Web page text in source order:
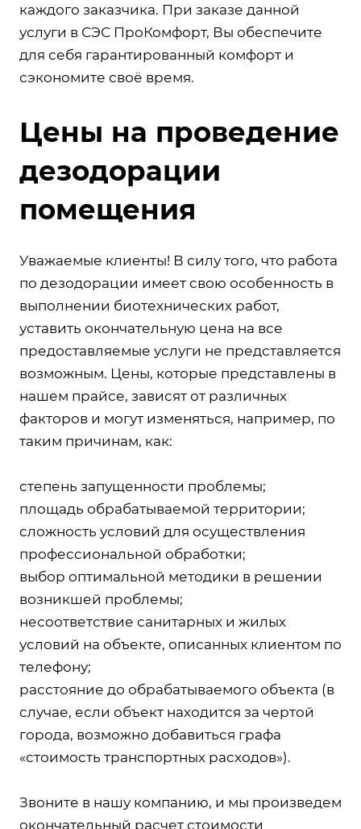
каждого заказчика. При заказе данной
услуги в СЭС ПроКомфорт, Вы обеспечите
для себя гарантированный комфорт и
сэкономите своё время.
Цены на проведение
дезодорации
помещения
Уважаемые клиенты! В силу того, что работа
по дезодорации имеет свою особенность в
выполнении биотехнических работ,
уставить окончательную цена на все
предоставляемые услуги не представляется
возможным. Цены, которые представлены в
нашем прайсе, зависят от различных
факторов и могут изменяться, например, по
таким причинам, как:
степень запущенности проблемы;
площадь обрабатываемой территории;
сложность условий для осуществления
профессиональной обработки;
выбор оптимальной методики в решении
возникшей проблемы;
несоответствие санитарных и жилых
условий на объекте, описанных клиентом по
телефону;
расстояние до обрабатываемого объекта (в
случае, если объект находится за чертой
города, возможно добавиться графа
«стоимость транспортных расходов»).
Звоните в нашу компанию, и мы произведем
окончательный расчет стоимости